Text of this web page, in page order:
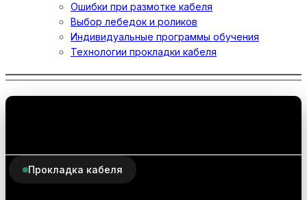
Ошибки при размотке кабеля
Выбор лебедок и роликов
Индивидуальные программы обучения
Технологии прокладки кабеля
Прокладка кабеля